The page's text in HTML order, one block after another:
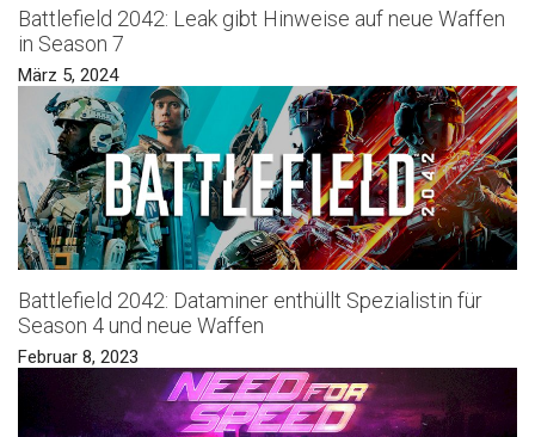
Battlefield 2042: Leak gibt Hinweise auf neue Waffen
in Season 7
März 5, 2024
Battlefield 2042: Dataminer enthüllt Spezialistin für
Season 4 und neue Waffen
Februar 8, 2023